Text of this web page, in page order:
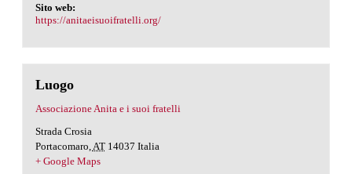
Sito web:
https://anitaeisuoifratelli.org/
Luogo
Associazione Anita e i suoi fratelli
Strada Crosia
Portacomaro,AT 14037 Italia
+ Google Maps